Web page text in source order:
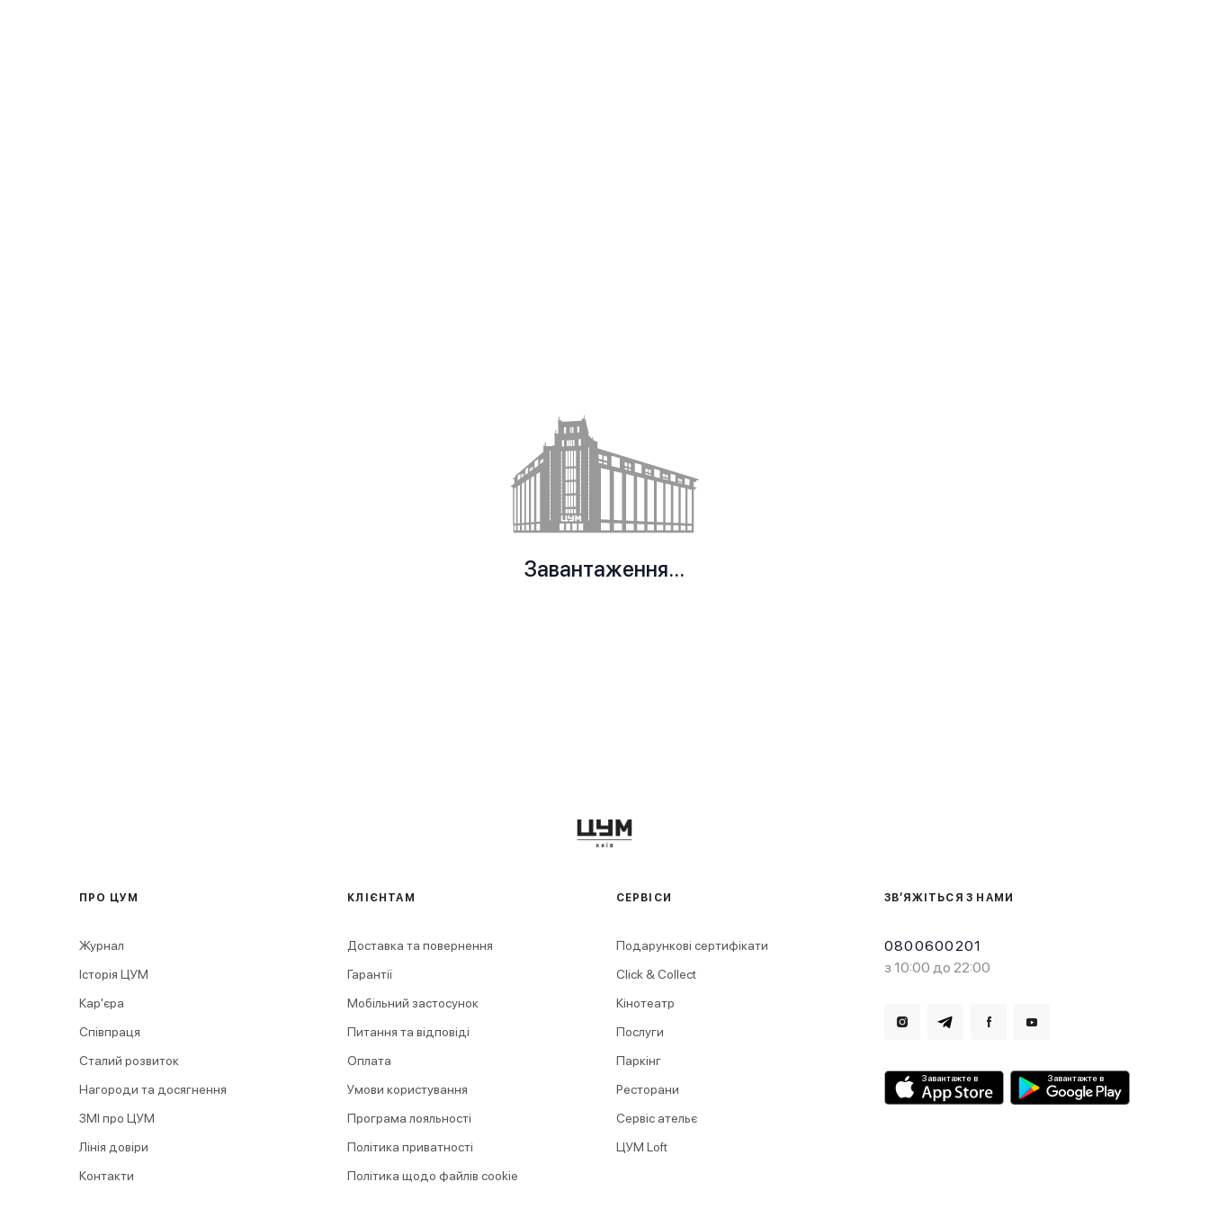
ЗВ’ЯЖІТЬСЯ З НАМИ
0800600201
з 10:00 до 22:00
ПРО ЦУМ
Журнал
Історія ЦУМ
Кар'єра
Співпраця
Сталий розвиток
Нагороди та досягнення
ЗМІ про ЦУМ
Лінія довіри
Контакти
КЛІЄНТАМ
Доставка та повернення
Гарантії
Мобільний застосунок
Питання та відповіді
Оплата
Умови користування
Програма лояльності
Політика приватності
Політика щодо файлів cookie
СЕРВІСИ
Подарункові сертифікати
Click & Collect
Кінотеатр
Послуги
Паркінг
Ресторани
Сервіс ательє
ЦУМ Loft